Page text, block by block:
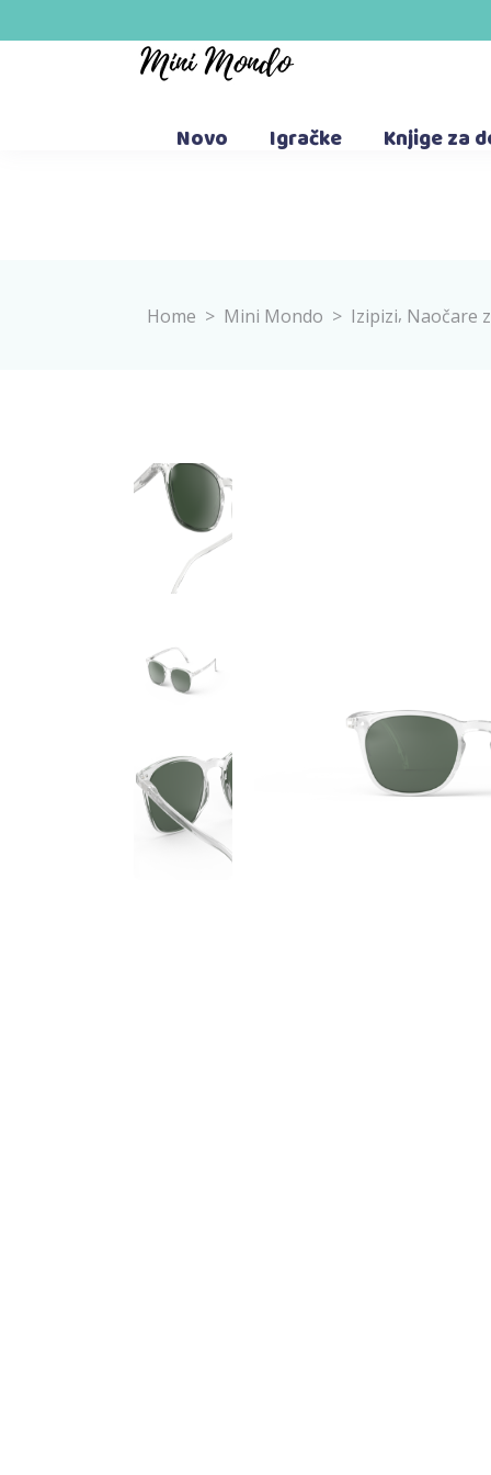
Novo Igračke Knjige za
Home > Mini Mondo > Izipizi, Naočare